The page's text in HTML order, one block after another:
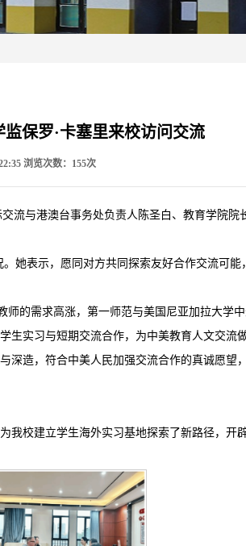
保罗·卡塞里来校访问交流
浏览次数： 155次
流与港澳台事务处负责人陈圣白、教育学院
她表示，愿同对方共同探索友好合作交流可
的需求高涨，第一师范与美国尼亚加拉大学
生实习与短期交流合作，为中美教育人文交流
造，符合中美人民加强交流合作的真诚愿望
我校建立学生海外实习基地探索了新路径，开